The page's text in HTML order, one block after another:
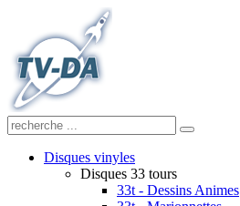
Disques vinyles
Disques 33 tours
33t - Dessins Animes